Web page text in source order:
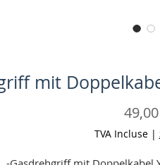
mit
TVA Incluse|